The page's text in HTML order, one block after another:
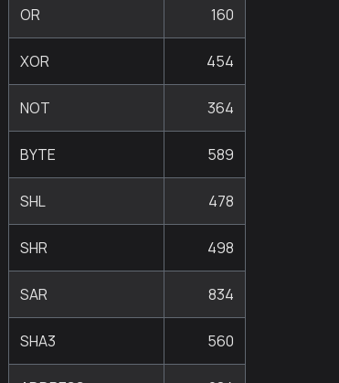
OR 160
XOR 454
NOT 364
BYTE 589
SHL 478
SHR 498
SAR 834
SHA3 560